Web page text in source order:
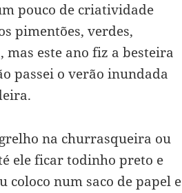
pouco de criatividade
pimentões, verdes,
mas este ano fiz a besteira
passei o verão inundada
na churrasqueira ou
ele ficar todinho preto e
num saco de papel e